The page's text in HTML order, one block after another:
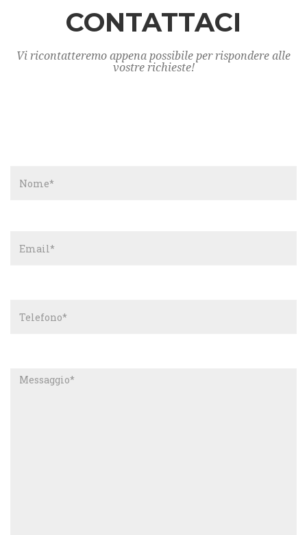
CONTATTACI
Vi ricontatteremo appena possibile per rispondere alle
vostre richieste!